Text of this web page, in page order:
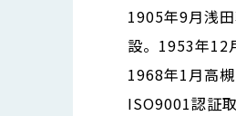
1905年9月浅
設。1953年12
1968年1月高
ISO9001認証